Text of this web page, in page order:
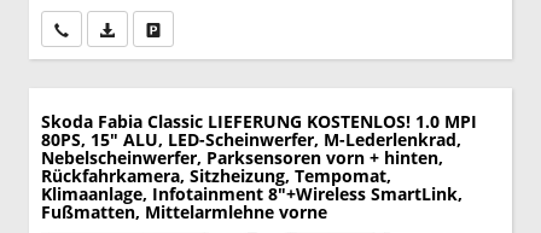
Wir rufen Sie anPDF-Datei, Fahrzeugexposé drucken
Skoda Fabia Classic LIEFERUNG KOSTENLOS! 1.0 MPI
80PS, 15" ALU, LED-Scheinwerfer, M-Lederlenkrad,
Nebelscheinwerfer, Parksensoren vorn + hinten,
Rückfahrkamera, Sitzheizung, Tempomat,
Klimaanlage, Infotainment 8"+Wireless SmartLink,
Fußmatten, Mittelarmlehne vorne